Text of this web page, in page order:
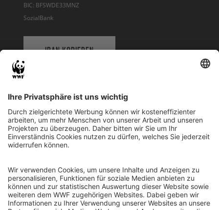
BIC: BFSWDE33MNZ
SozialBank
IBAN KOPIEREN
WWF Deutschland
Reinhardtstr. 18
10117 Berlin
Ihre Spende kann steuerlich geltend gemacht werden
Registriert als Stiftung WWF Deutschland, Senatsverwaltung für
Justiz Berlin, Az: 3416/976/2